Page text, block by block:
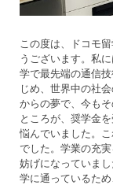
この度は、ドコモ
うございます。私
学で最先端の通信
じめ、世界中の社
からの夢で、今も
ところが、奨学金
悩んでいました。
でした。学業の充
妨げになっていま
学に通っているた